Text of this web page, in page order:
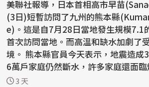
美聯社報導，日本首相高市早苗
(3日)短暫訪問了九州的熊本縣
e)。這是自7月28日當地發生規模7.1
首次訪問當地。而高溫和缺水加劇了
境。 熊本縣官員今天表示，地震造成38人死亡。 超過4.
6萬戶家庭仍然斷水，許多家庭還面
正...3 天